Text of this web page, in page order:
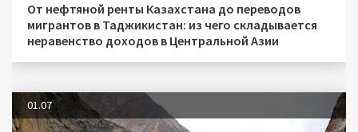
От нефтяной ренты Казахстана до переводов
мигрантов в Таджикистан: из чего складывается
неравенство доходов в Центральной Азии
01.07